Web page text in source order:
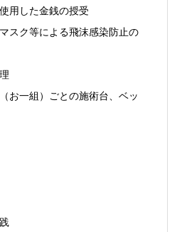
用した金銭の授受
スク等による飛沫感染防止の
お一組）ごとの施術台、ベッ